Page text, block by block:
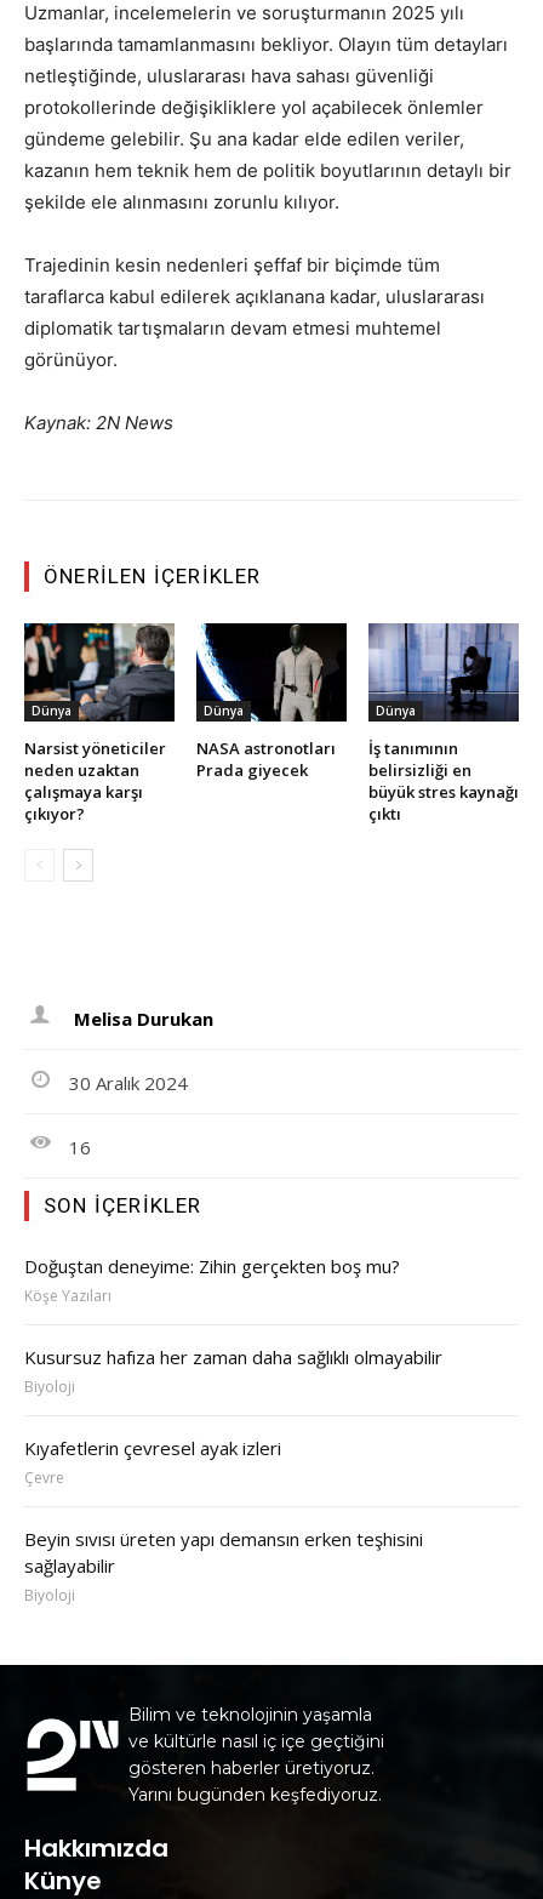
Uzmanlar, incelemelerin ve soruşturmanın 2025 yılı
başlarında tamamlanmasını bekliyor. Olayın tüm detayları
netleştiğinde, uluslararası hava sahası güvenliği
protokollerinde değişikliklere yol açabilecek önlemler
gündeme gelebilir. Şu ana kadar elde edilen veriler,
kazanın hem teknik hem de politik boyutlarının detaylı bir
şekilde ele alınmasını zorunlu kılıyor.
Trajedinin kesin nedenleri şeffaf bir biçimde tüm
taraflarca kabul edilerek açıklanana kadar, uluslararası
diplomatik tartışmaların devam etmesi muhtemel
görünüyor.
Kaynak: 2N News
ÖNERILEN İÇERIKLER
Dünya
Narsist yöneticiler
neden uzaktan
çalışmaya karşı
çıkıyor?
Dünya
NASA astronotları
Prada giyecek
Dünya
İş tanımının
belirsizliği en
büyük stres kaynağı
çıktı
Melisa Durukan
30 Aralık 2024
16
SON İÇERIKLER
Doğuştan deneyime: Zihin gerçekten boş mu?
Köşe Yazıları
Kusursuz hafıza her zaman daha sağlıklı olmayabilir
Biyoloji
Kıyafetlerin çevresel ayak izleri
Çevre
Beyin sıvısı üreten yapı demansın erken teşhisini
sağlayabilir
Biyoloji
Bilim ve teknolojinin yaşamla
ve kültürle nasıl iç içe geçtiğini
gösteren haberler üretiyoruz.
Yarını bugünden keşfediyoruz.
Hakkımızda
Künye